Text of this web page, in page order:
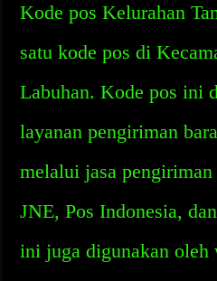
Kode pos Kelurahan
satu kode pos di
Labuhan. Kode pos ini
layanan pengiriman
melalui jasa
JNE, Pos Indonesia,
ini juga digunakan oleh